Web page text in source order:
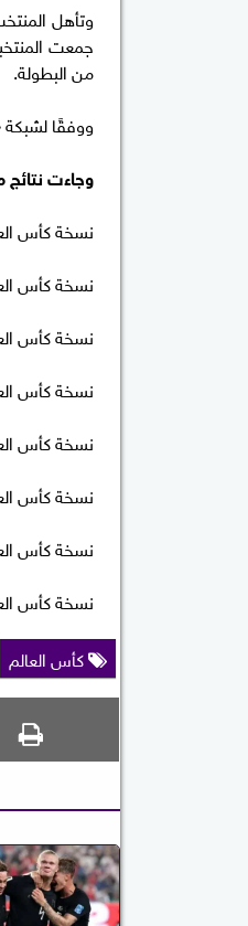
من البطولة.
ووفقًا لشبكة
وجاءت نتائج منتخب
نسخة كأس العالم 1938.. الفوز
نسخة كأس العالم 1986.. الفوز
نسخة كأس العالم 1998.. الفوز على
نسخة كأس العالم 2006.. الفوز
نسخة كأس العالم 2014.. الفوز
نسخة كأس العالم 2018.. الفوز على
نسخة كأس العالم 2022.. الفوز على
نسخة كأس العالم 2026.. الفوز على
كأس العالم